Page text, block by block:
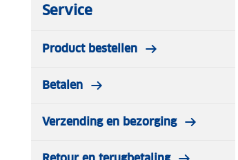
Service
Product bestellen
Betalen
Verzending en bezorging